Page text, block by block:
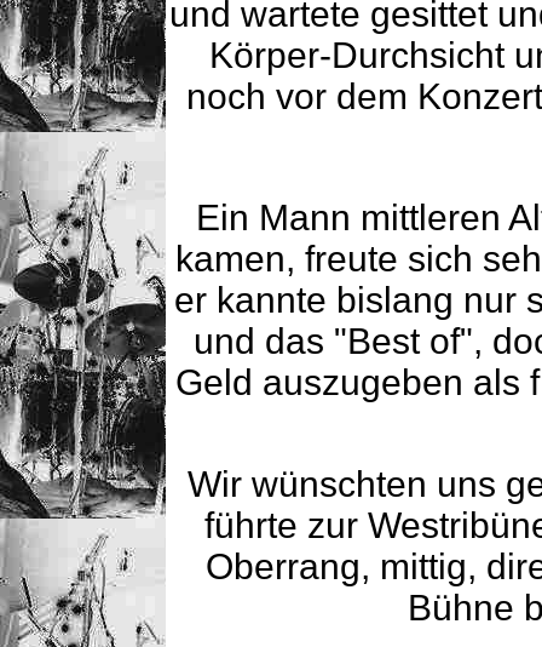
und wartete gesittet
Körper-Durchsicht
noch vor dem
Ein Mann mittleren
kamen, freute sich
er kannte bislang nur
und das "Best of",
Geld auszugeben als
Wir wünschten uns
führte zur
Oberrang, mittig,
Bühne